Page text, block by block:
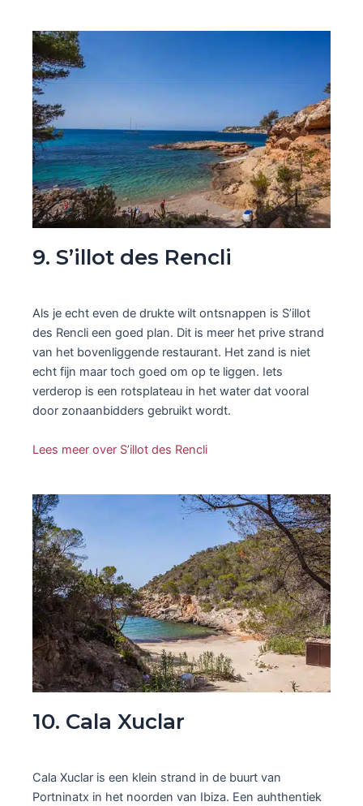
9. S’illot des Rencli
Als je echt even de drukte wilt ontsnappen is S’illot
des Rencli een goed plan. Dit is meer het prive strand
van het bovenliggende restaurant. Het zand is niet
echt fijn maar toch goed om op te liggen. Iets
verderop is een rotsplateau in het water dat vooral
door zonaanbidders gebruikt wordt.
Lees meer over S’illot des Rencli
10. Cala Xuclar
Cala Xuclar is een klein strand in de buurt van
Portninatx in het noorden van Ibiza. Een auhthentiek